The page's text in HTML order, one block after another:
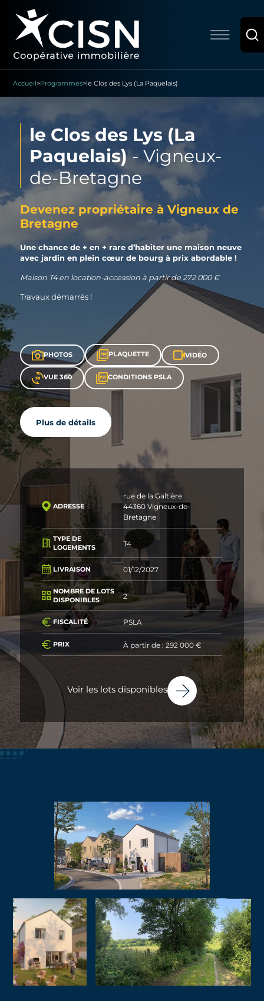
Accueil>Programmes>le Clos des Lys (La Paquelais)
le Clos des Lys (La
Paquelais)-Vigneux-
de-Bretagne
Devenez propriétaire à Vigneux de
Bretagne
Une chance de + en + rare d’habiter une maison neuve
avec jardin en plein cœur de bourg à prix abordable !
Maison T4 en location-accession à partir de 272 000 €
Travaux démarrés !
PHOTOS PLAQUETTE VIDÉO
VUE 360 CONDITIONS PSLA
Plus de détails
ADRESSE
rue de la Galtière
44360 Vigneux-de-
Bretagne
TYPE DE
LOGEMENTS
T4
LIVRAISON 01/12/2027
NOMBRE DE LOTS
DISPONIBLES
2
FISCALITÉ PSLA
PRIX À partir de : 292 000 €
Voir les lots disponibles